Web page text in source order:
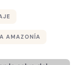
AMAZONÍA